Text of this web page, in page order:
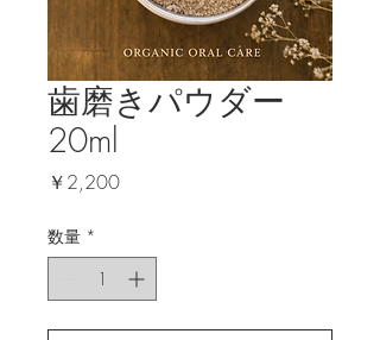
歯磨きパウダー
20ml
￥2,200価
数量 *